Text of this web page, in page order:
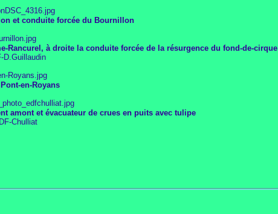
et conduite forcée du Bournillon
Rancurel, à droite la conduite forcée de la résurgence du fond-de-cirque
D.Guillaudin
en-Royans
amont et évacuateur de crues en puits avec tulipe
Chulliat